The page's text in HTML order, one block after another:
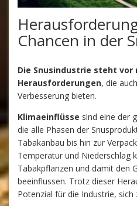
Chancen in der
Die Snusindustrie steht vor
Herausforderungen, die
Verbesserung bieten.
Klimaeinflüsse sind eine der
die alle Phasen der
Tabakanbau bis hin zur
Temperatur und Niederschlag
Tabakpflanzen und damit den
beeinflussen. Trotz dieser
Potenzial für die Industrie, sich